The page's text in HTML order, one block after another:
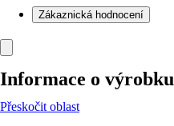
Zákaznická hodnocení
Informace o výrobku
Přeskočit oblast